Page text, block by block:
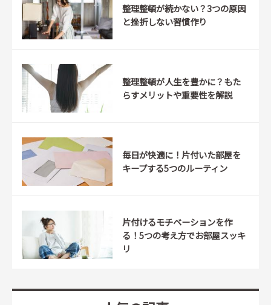
整理整頓が続かない？3つの原因
と挫折しない習慣作り
整理整頓が人生を豊かに？もた
らすメリットや重要性を解説
毎日が快適に！片付いた部屋を
キープする5つのルーティン
片付けるモチベーションを作
る！5つの考え方でお部屋スッキ
リ